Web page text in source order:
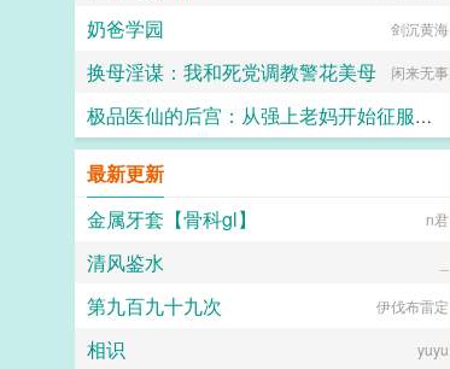
奶爸学园 剑沉黄海
换母淫谋：我和死党调教警花美母 闲来无事
极品医仙的后宫：从强上老妈开始征服绿主全家
最新更新
金属牙套【骨科gl】
n君
清风鉴水
第九百九十九次 伊伐布雷定
相识 yuyu